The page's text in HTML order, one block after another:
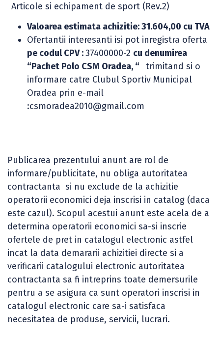
Articole si echipament de sport (Rev.2)
Valoarea estimata achizitie: 31.604,00 cu TVA
Ofertantii interesanti isi pot inregistra oferta
pe codul CPV :37400000-2 cu denumirea
“Pachet Polo CSM Oradea, “
trimitand si o
informare catre Clubul Sportiv Municipal
Oradea prin e-mail
:csmoradea2010@gmail.com
Publicarea prezentului anunt are rol de
informare/publicitate, nu obliga autoritatea
contractanta si nu exclude de la achizitie
operatorii economici deja inscrisi in catalog (daca
este cazul). Scopul acestui anunt este acela de a
determina operatorii economici sa-si inscrie
ofertele de pret in catalogul electronic astfel
incat la data demararii achizitiei directe si a
verificarii catalogului electronic autoritatea
contractanta sa fi intreprins toate demersurile
pentru a se asigura ca sunt operatori inscrisi in
catalogul electronic care sa-i satisfaca
necesitatea de produse, servicii, lucrari.